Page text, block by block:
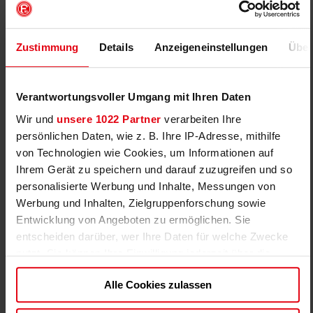
Zustimmung Details Anzeigeneinstellungen
Verantwortungsvoller Umgang mit Ihren Daten
Wir und unsere 1022 Partner verarbeiten Ihre
persönlichen Daten, wie z. B. Ihre IP-Adresse, mithilfe
von Technologien wie Cookies, um Informationen auf
Ihrem Gerät zu speichern und darauf zuzugreifen und so
personalisierte Werbung und Inhalte, Messungen von
Werbung und Inhalten, Zielgruppenforschung sowie
Entwicklung von Angeboten zu ermöglichen. Sie
entscheiden darüber, wer Ihre Daten für welche Zwecke
nutzt. Sie können Ihre Einwilligung jederzeit über die
Cookie-Erklärung oder durch Klicken auf das Privacy
Trigger Symbol ändern oder widerrufen
Alle Cookies zulassen